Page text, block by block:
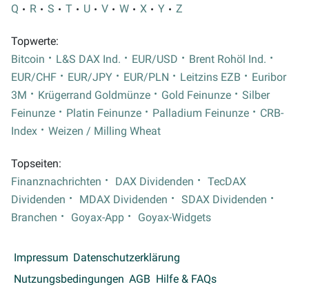
Q
R S T U V W X Y Z
Topwerte:
Bitcoin
L&S DAX Ind. EUR/USD
Brent Rohöl Ind.
EUR/CHF
EUR/JPY EUR/PLN Leitzins EZB
Euribor
3M
Krügerrand Goldmünze Gold Feinunze
Silber
Feinunze
Platin Feinunze Palladium Feinunze
CRB-
Index
Weizen / Milling Wheat
Topseiten:
Finanznachrichten
DAX Dividenden
TecDAX
Dividenden
MDAX Dividenden
SDAX Dividenden
Branchen
Goyax-App Goyax-Widgets
Impressum Datenschutzerklärung
Nutzungsbedingungen AGB Hilfe & FAQs